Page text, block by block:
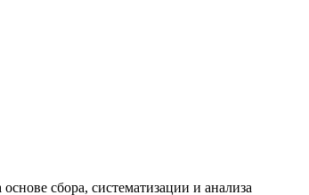
сбора, систематизации и анализа